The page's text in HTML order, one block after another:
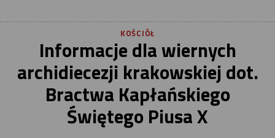
KOŚCIÓŁ
Informacje dla wiernych
archidiecezji krakowskiej dot.
Bractwa Kapłańskiego
Świętego Piusa X